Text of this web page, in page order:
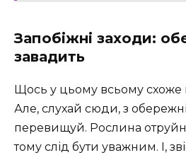
Запобіжні заходи:
завадить
Щось у цьому всьому схоже
Але, слухай сюди, з
перевищуй. Рослина
тому слід бути уважним. І,